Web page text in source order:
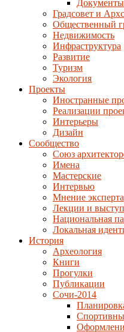
Документы
Градсовет и
Общественный
Недвижимость
Инфраструктура
Развитие
Туризм
Экология
Проекты
Иностранные
Реализации
Интерьеры
Дизайн
Сообщество
Союз
Имена
Мастерские
Интервью
Мнение эксперта
Лекции и
Национальная
Локальная
История
Археология
Книги
Прогулки
Публикации
Сочи-2014